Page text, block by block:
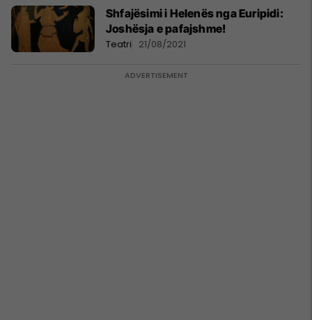
Shfajësimi i Helenës nga Euripidi:
Joshësja e pafajshme!
Teatri 21/08/2021